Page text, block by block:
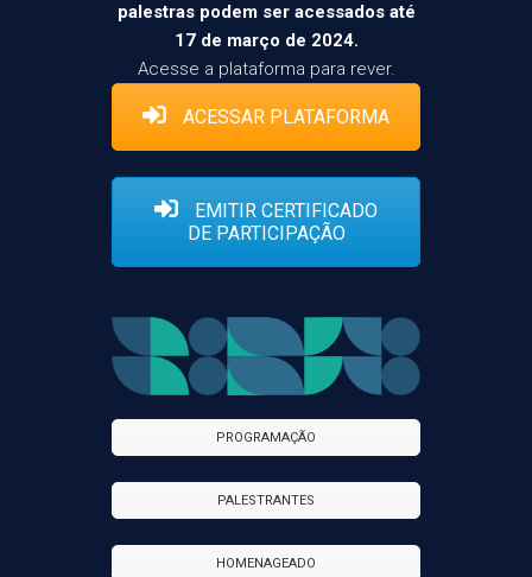
palestras podem ser acessados até
17 de março de 2024.
Acesse a plataforma para rever.
ACESSAR PLATAFORMA
EMITIR CERTIFICADO
DE PARTICIPAÇÃO
PROGRAMAÇÃO
PALESTRANTES
HOMENAGEADO